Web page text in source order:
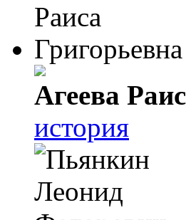
Агеева
история